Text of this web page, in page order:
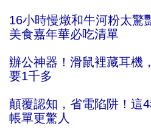
16小時慢燉和牛河粉太驚
美食嘉年華必吃清單
辦公神器！滑鼠裡藏耳機
要1千多
顛覆認知，省電陷阱！這
帳單更驚人